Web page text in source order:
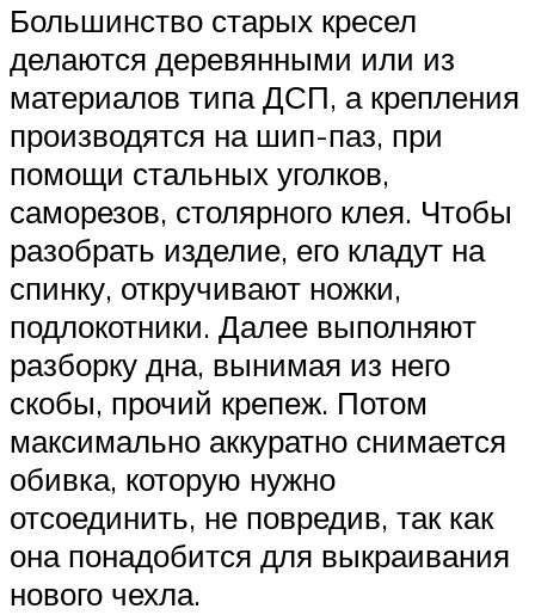
Большинство старых кресел
делаются деревянными или из
материалов типа ДСП, а крепления
производятся на шип-паз, при
помощи стальных уголков,
саморезов, столярного клея. Чтобы
разобрать изделие, его кладут на
спинку, откручивают ножки,
подлокотники. Далее выполняют
разборку дна, вынимая из него
скобы, прочий крепеж. Потом
максимально аккуратно снимается
обивка, которую нужно
отсоединить, не повредив, так как
она понадобится для выкраивания
нового чехла.